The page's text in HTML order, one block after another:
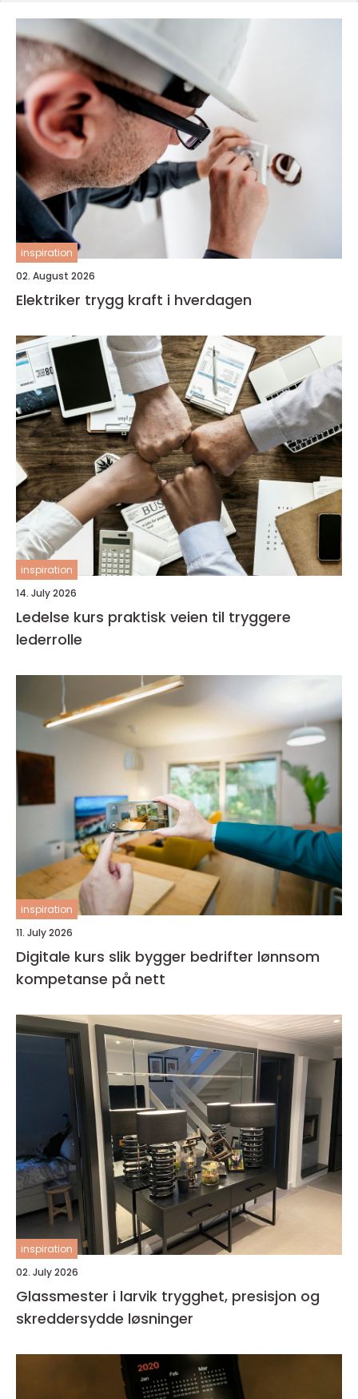
inspiration
02. August 2026
Elektriker trygg kraft i hverdagen
inspiration
14. July 2026
Ledelse kurs praktisk veien til tryggere
lederrolle
inspiration
11. July 2026
Digitale kurs slik bygger bedrifter lønnsom
kompetanse på nett
inspiration
02. July 2026
Glassmester i larvik trygghet, presisjon og
skreddersydde løsninger